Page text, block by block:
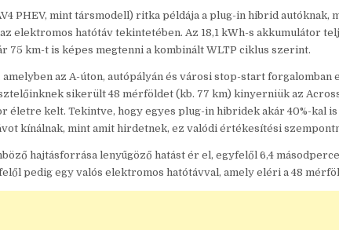
PHEV, mint társmodell) ritka példája a plug-in hibrid autóknak,
elektromos hatótáv tekintetében. Az 18,1 kWh-s akkumulátor
75 km-t is képes megtenni a kombinált WLTP ciklus szerint.
az A-úton, autópályán és városi stop-start forgalomban
sikerült 48 mérföldet (kb. 77 km) kinyerniük az
életre kelt. Tekintve, hogy egyes plug-in hibridek akár 40%-kal
kínálnak, mint amit hirdetnek, ez valódi értékesítési
hajtásforrása lenyűgöző hatást ér el, egyfelől 6,4
pedig egy valós elektromos hatótávval, amely eléri a 48